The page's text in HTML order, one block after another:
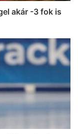
akár -3 fok is